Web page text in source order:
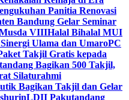
Panitia Renovasi
Bandung Gelar Seminar
VIIIHalal Bihalal MUI
Ulama dan UmaroPC
Takjil Gratis kepada
Bagikan 500 Takjil,
Silaturahmi
Bagikan Takjil dan Gelar
LDII Pakutandang